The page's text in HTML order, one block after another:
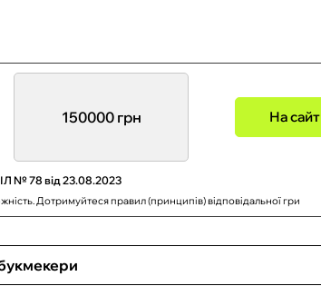
150000 грн На сайт
№ 78 від 23.08.2023
Дотримуйтеся правил (принципів) відповідальної гри